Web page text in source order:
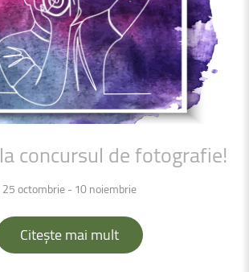
laconcursul de fotografie!
25 octombrie - 10 noiembrie
Citește mai mult